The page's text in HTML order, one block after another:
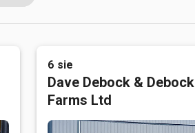
6 sie
Dave Debock & Debock
Farms Ltd